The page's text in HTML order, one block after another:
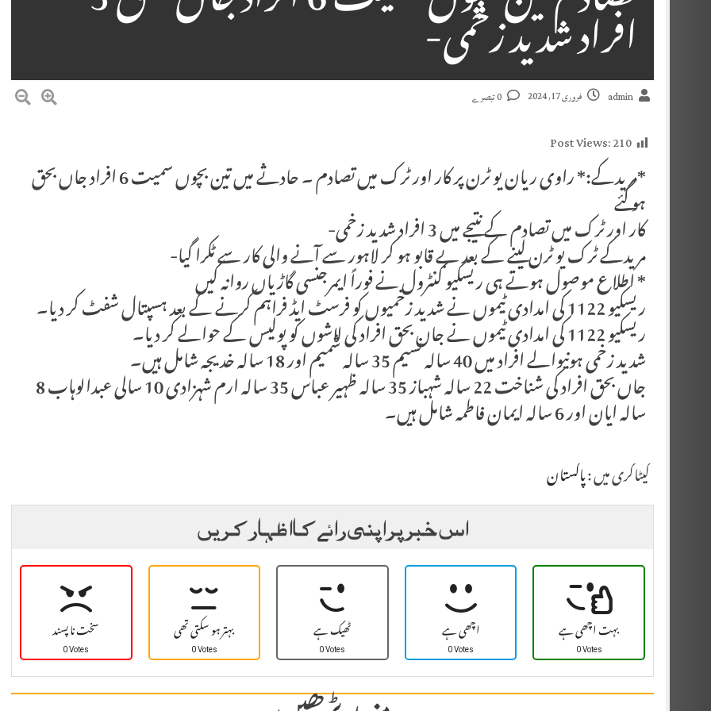
افراد شدید زخمی-
admin فروری 17, 2024
Post Views:210
*مریدکے:* راوی ریان یو ٹرن پر کار اور ٹرک میں تصادم ۔ حادثے میں تین بچوں سمیت 6 افراد جاں بحق ہو گئے
کار اور ٹرک میں تصادم کے نتیجے میں 3 افراد شدید زخمی-
مریدکے ٹرک یو ٹرن لینے کے بعد بے قابو ہو کر لاہور سے آنے والی کار سے ٹکرا گیا-
* اطلاع موصول ہوتے ہی ریسکیو کنٹرول نے فوراً ایمرجنسی گاڑیاں روانہ کیں
ریسکیو 1122 کی امدادی ٹیموں نے شدید زخمیوں کو فرسٹ ایڈ فراہم کرنے کے بعد ہسپتال شفٹ کر دیا۔
ریسکیو 1122 کی امدادی ٹیموں نے جاں بحق افراد کی لاشوں کو پولیس کے حوالے کر دیا۔
شدید زخمی ہونیوالے افراد میں 40 سالہ نسیم 35 سالہ شمیم اور 18 سالہ خدیجہ شامل ہیں۔ جاں بحق افراد کی شناخت 22 سالہ شہباز 35 سالہ ظہیر عباس 35 سالہ ارم شہزادی 10 سالی عبدالوہاب 8 سالہ ایان اور 6 سالہ ایمان فاطمہ شامل ہیں۔
کیٹاگری میں :پاکستان
اس خبر پر اپنی رائے کا اظہار کریں
سخت نا پسند
0 Votes بہتر ہو سکتی تھی
0 Votes ٹھیک ہے
0 Votes اچھی ہے
0 Votes بہت اچھی ہے
0 Votes